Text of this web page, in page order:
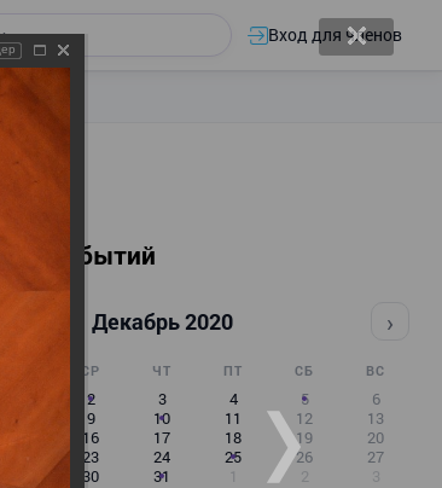
Вход для членов
событий
Декабрь 2020 ›
СР ЧТ ПТ СБ ВС
2 3 4 5
6
8 9 10 11 12
13
16 17 18 19
20
22 23 24 25 26
27
30 31 1 2 3